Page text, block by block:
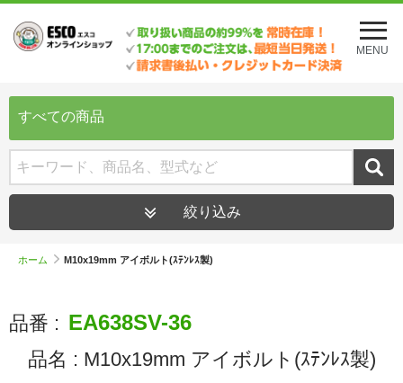
メ
ニ
ュ
を
MENU
すべての商品
絞り込み
ホーム M10x19mm アイボルト(ｽﾃﾝﾚｽ製)
品番 : EA638SV-36
品名 : M10x19mm アイボルト(ｽﾃﾝﾚｽ製)